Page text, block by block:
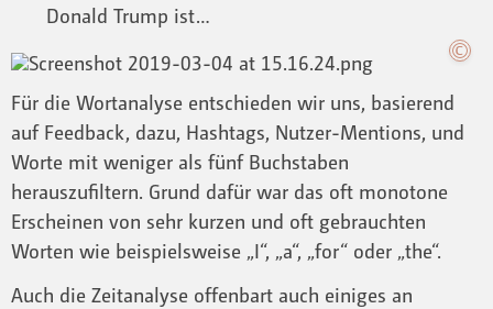
Donald Trump ist…
Für die Wortanalyse entschieden wir uns, basierend
auf Feedback, dazu, Hashtags, Nutzer-Mentions, und
Worte mit weniger als fünf Buchstaben
herauszufiltern. Grund dafür war das oft monotone
Erscheinen von sehr kurzen und oft gebrauchten
Worten wie beispielsweise „I“, „a“, „for“ oder „the“.
Auch die Zeitanalyse offenbart auch einiges an